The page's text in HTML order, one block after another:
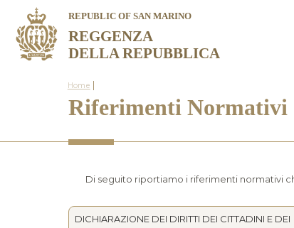
REPUBLIC OF SAN MARINO
REGGENZA
DELLA REPUBBLICA
Home
Riferimenti Normativi
Di seguito riportiamo i riferimenti normativi
DICHIARAZIONE DEI DIRITTI DEI CITTADINI E DEI